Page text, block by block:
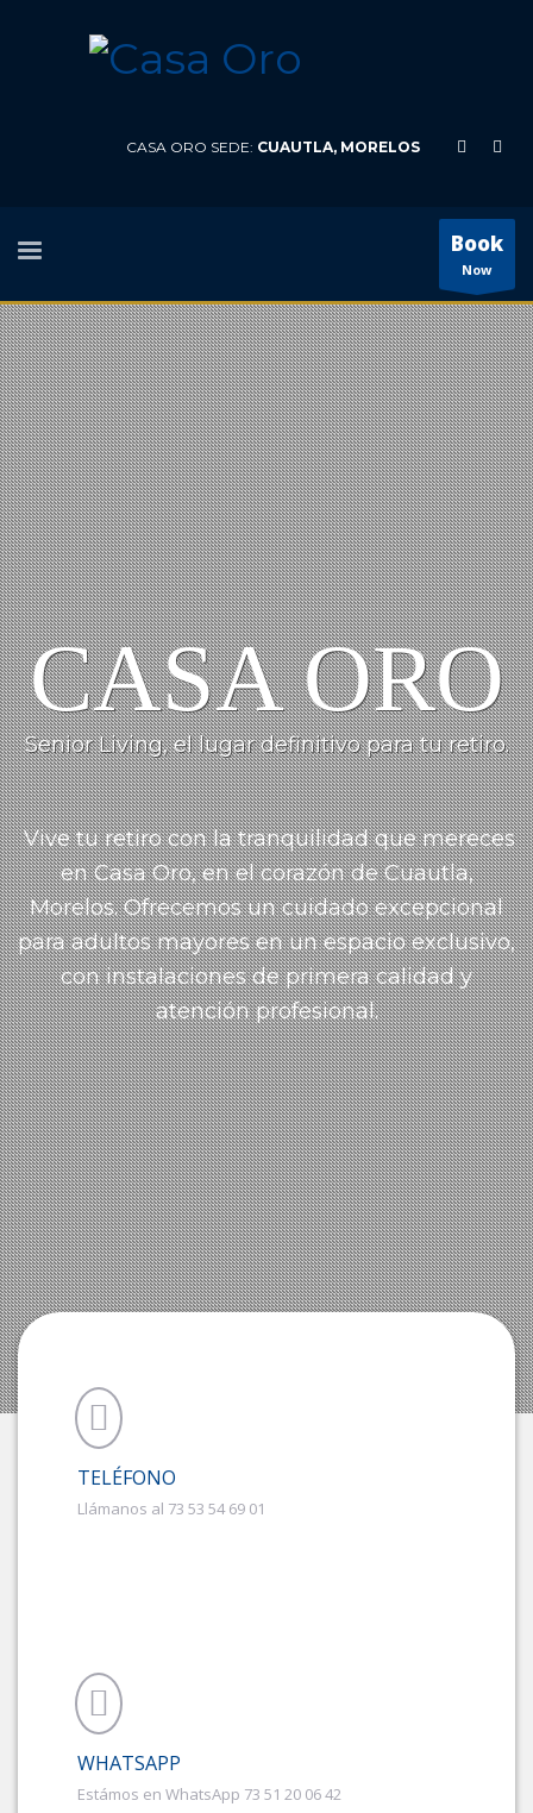
CASA ORO SEDE: CUAUTLA, MORELOS
Book
Now
CASA ORO
Senior Living, el lugar definitivo para tu retiro.
Vive tu retiro con la tranquilidad que mereces
en Casa Oro, en el corazón de Cuautla,
Morelos.Ofrecemos un cuidadoexcepcional
para adultos mayores en un espacio exclusivo,
con instalaciones de primera calidad y
atención profesional.
TELÉFONO
Llámanos al 73 53 54 69 01
WHATSAPP
Estámos en WhatsApp 73 51 20 06 42